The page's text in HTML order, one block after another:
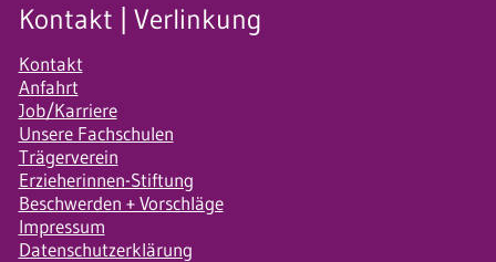
Kontakt | Verlinkung
Kontakt
Anfahrt
Job/Karriere
Unsere Fachschulen
Trägerverein
Erzieherinnen-Stiftung
Beschwerden + Vorschläge
Impressum
Datenschutzerklärung